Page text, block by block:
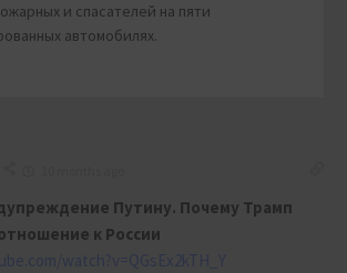
и спасателей на пяти
автомобилях.
Путину. Почему Трамп
к России
watch?v=QGsEx2kTH_Y